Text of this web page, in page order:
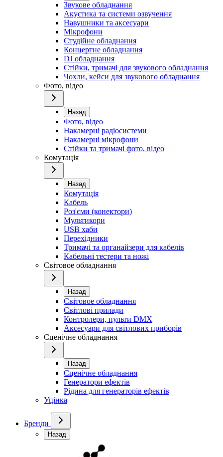
Звукове обладнання
Акустика та системи озвучення
Навушники та аксесуари
Мікрофони
Студійне обладнання
Концертне обладнання
DJ обладнання
Стійки, тримачі для звукового обладнання
Чохли, кейси для звукового обладнання
Фото, відео
Назад
Фото, відео
Накамерні радіосистеми
Накамерні мікрофони
Стійки та тримачі фото, відео
Комутація
Назад
Комутація
Кабель
Роз'єми (конектори)
Мультикори
USB хаби
Перехідники
Тримачі та органайзери для кабелів
Кабельні тестери та ножі
Світовое обладнання
Назад
Світовое обладнання
Світлові прилади
Контролери, пульти DMX
Аксесуари для світлових приборів
Сценічне обладнання
Назад
Сценічне обладнання
Генератори ефектів
Рідина для генераторів ефектів
Уцінка
Бренди
Назад